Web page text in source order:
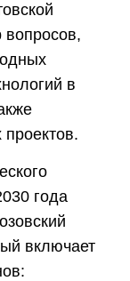
вопросов,
в
года
включает